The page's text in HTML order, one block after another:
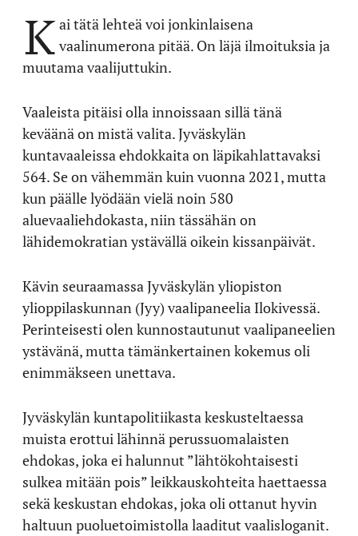
K ai tätä lehteä voi jonkinlaisena
vaalinumerona pitää. On läjä ilmoituksia ja
muutama vaalijuttukin.
Vaaleista pitäisi olla innoissaan sillä tänä
keväänä on mistä valita. Jyväskylän
kuntavaaleissa ehdokkaita on läpikahlattavaksi
564. Se on vähemmän kuin vuonna 2021, mutta
kun päälle lyödään vielä noin 580
aluevaaliehdokasta, niin tässähän on
lähidemokratian ystävällä oikein kissanpäivät.
Kävin seuraamassa Jyväskylän yliopiston
ylioppilaskunnan (Jyy) vaalipaneelia Ilokivessä.
Perinteisesti olen kunnostautunut vaalipaneelien
ystävänä, mutta tämänkertainen kokemus oli
enimmäkseen unettava.
Jyväskylän kuntapolitiikasta keskusteltaessa
muista erottui lähinnä perussuomalaisten
ehdokas, joka ei halunnut ”lähtökohtaisesti
sulkea mitään pois” leikkauskohteita haettaessa
sekä keskustan ehdokas, joka oli ottanut hyvin
haltuun puoluetoimistolla laaditut vaalisloganit.